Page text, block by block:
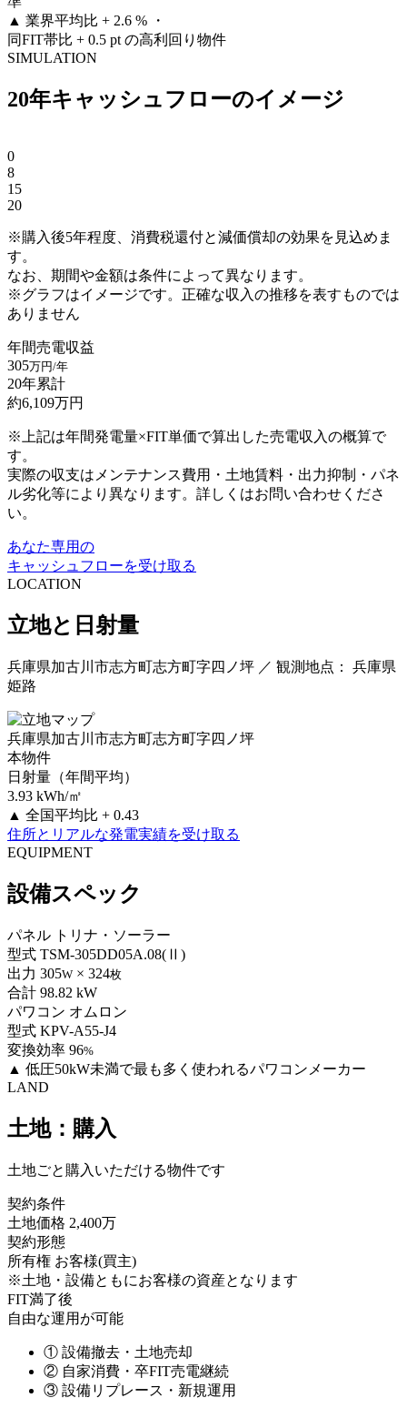
▲ 業界平均比 + 2.6 % ・
同FIT帯比 + 0.5 pt の高利回り物件
SIMULATION
20年キャッシュフローのイメージ
0
8
15
20
※購入後5年程度、消費税還付と減価償却の効果を見込めま
す。
なお、期間や金額は条件によって異なります。
※グラフはイメージです。正確な収入の推移を表すものでは
ありません
年間売電収益
305万円/年
20年累計
約6,109万円
※上記は年間発電量×FIT単価で算出した売電収入の概算で
す。
実際の収支はメンテナンス費用・土地賃料・出力抑制・パネ
ル劣化等により異なります。詳しくはお問い合わせくださ
い。
あなた専用の
キャッシュフローを受け取る
LOCATION
立地と日射量
兵庫県加古川市志方町志方町字四ノ坪 ／ 観測地点： 兵庫県
姫路
兵庫県加古川市志方町志方町字四ノ坪
本物件
日射量（年間平均）
3.93 kWh/㎡
▲ 全国平均比 + 0.43
住所とリアルな発電実績を受け取る
EQUIPMENT
設備スペック
パネル トリナ・ソーラー
型式 TSM-305DD05A.08(Ⅱ)
出力 305W × 324枚
合計 98.82 kW
パワコン オムロン
型式 KPV-A55-J4
変換効率 96%
▲ 低圧50kW未満で最も多く使われるパワコンメーカー
LAND
土地：購入
土地ごと購入いただける物件です
契約条件
土地価格 2,400万
契約形態
所有権 お客様(買主)
※土地・設備ともにお客様の資産となります
FIT満了後
自由な運用が可能
① 設備撤去・土地売却
② 自家消費・卒FIT売電継続
③ 設備リプレース・新規運用